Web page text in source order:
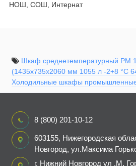
НОШ, СОШ, Интернат
Шкаф среднетемпературный PM
(1435х735х2060 мм 1055 л -2+8 °C
Холодильные шкафы
8 (800) 201-10-12
603155, Нижегородская
Новгород, ул.Максима
г. Нижний Новгород ул .М.